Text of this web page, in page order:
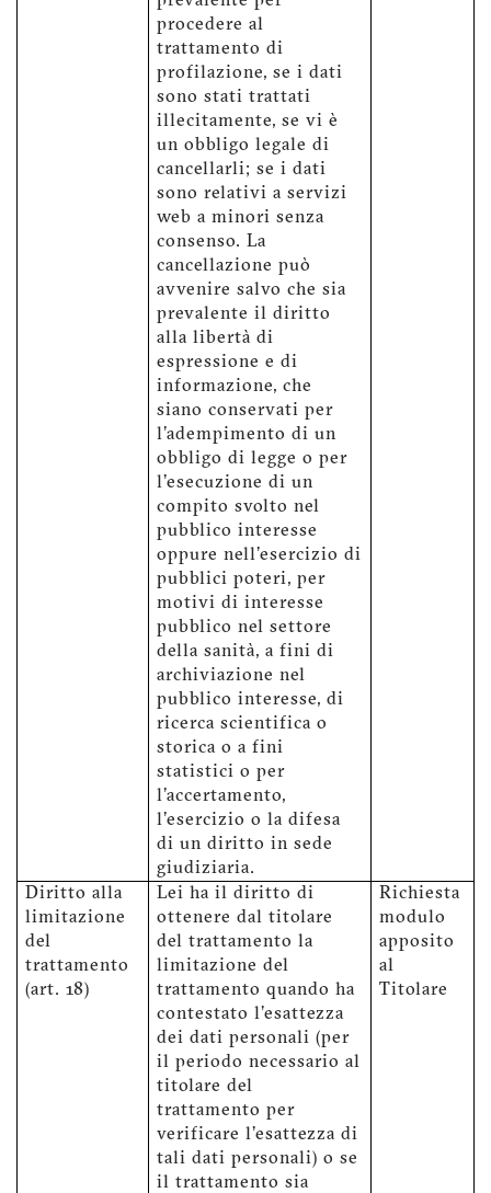
procedere al
trattamento di
profilazione, se i dati
sono stati trattati
illecitamente, se vi è
un obbligo legale di
cancellarli; se i dati
sono relativi a servizi
web a minori senza
consenso. La
cancellazione può
avvenire salvo che sia
prevalente il diritto
alla libertà di
espressione e di
informazione, che
siano conservati per
l'adempimento di un
obbligo di legge o per
l'esecuzione di un
compito svolto nel
pubblico interesse
oppure nell'esercizio di
pubblici poteri, per
motivi di interesse
pubblico nel settore
della sanità, a fini di
archiviazione nel
pubblico interesse, di
ricerca scientifica o
storica o a fini
statistici o per
l'accertamento,
l'esercizio o la difesa
di un diritto in sede
giudiziaria.
Diritto alla
limitazione
del
trattamento
(art. 18)
Lei ha il diritto di
ottenere dal titolare
del trattamento la
limitazione del
trattamento quando ha
contestato l'esattezza
dei dati personali (per
il periodo necessario al
titolare del
trattamento per
verificare l'esattezza di
tali dati personali) o se
il trattamento sia
Richiesta
modulo
apposito
al
Titolare